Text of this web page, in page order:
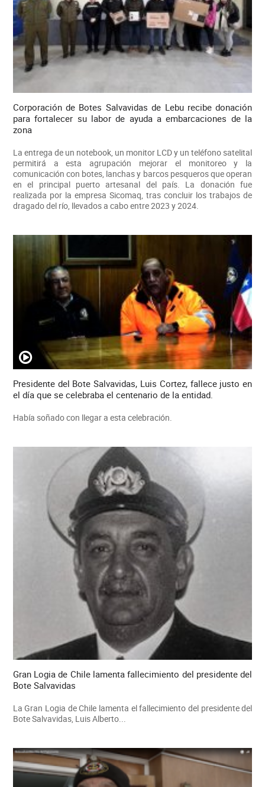
Corporación de Botes Salvavidas de Lebu recibe donación
para fortalecer su labor de ayuda a embarcaciones de la
zona
La entrega de un notebook, un monitor LCD y un teléfono satelital
permitirá a esta agrupación mejorar el monitoreo y la
comunicación con botes, lanchas y barcos pesqueros que operan
en el principal puerto artesanal del país. La donación fue
realizada por la empresa Sicomaq, tras concluir los trabajos de
dragado del río, llevados a cabo entre 2023 y 2024.
Presidente del Bote Salvavidas, Luis Cortez, fallece justo en
el día que se celebraba el centenario de la entidad.
Había soñado con llegar a esta celebración.
Gran Logia de Chile lamenta fallecimiento del presidente del
Bote Salvavidas
La Gran Logia de Chile lamenta el fallecimiento del presidente del
Bote Salvavidas, Luis Alberto...